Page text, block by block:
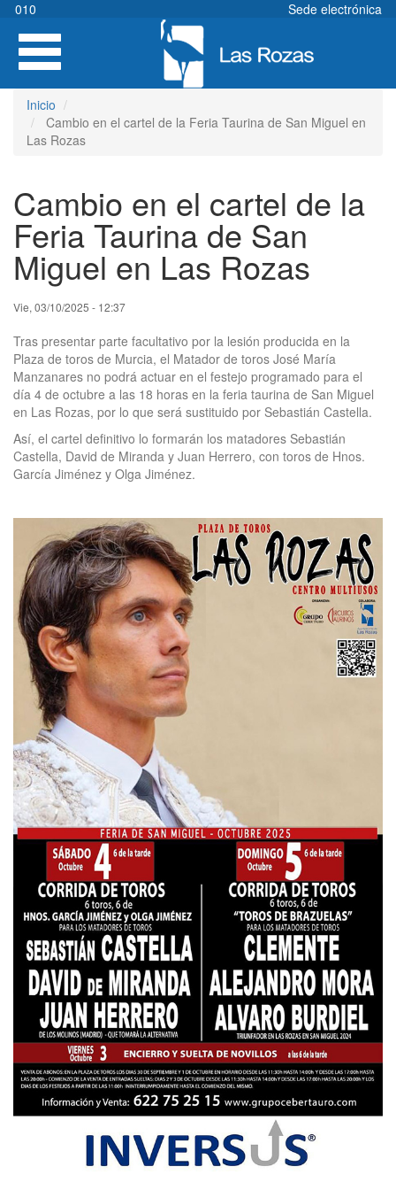
Pasar
contenido
principal
010
Sede electrónica
Toggle
navigation
Inicio
Cambio en el cartel de la Feria Taurina de San Miguel en
Las Rozas
Cambio en el cartel de la
Feria Taurina de San
Miguel en Las Rozas
Vie, 03/10/2025 - 12:37
Tras presentar parte facultativo por la lesión producida en la
Plaza de toros de Murcia, el Matador de toros José María
Manzanares no podrá actuar en el festejo programado para el
día 4 de octubre a las 18 horas en la feria taurina de San Miguel
en Las Rozas, por lo que será sustituido por Sebastián Castella.
Así, el cartel definitivo lo formarán los matadores Sebastián
Castella, David de Miranda y Juan Herrero, con toros de Hnos.
García Jiménez y Olga Jiménez.